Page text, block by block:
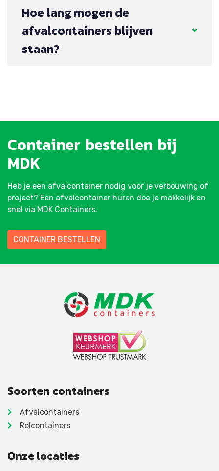
Hoe lang mogen de
afvalcontainers blijven
staan?
Container bestellen bij
MDK
Heb je een afvalcontainer nodig voor je verbouwing of
project? Een afvalcontainer huren doe je makkelijk en
snel via MDK Containers.
CONTAINER BESTELLEN
Soorten containers
Afvalcontainers
Rolcontainers
Onze locaties